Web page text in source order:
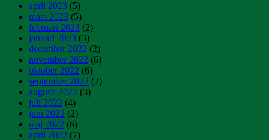
april 2023 (5)
mars 2023 (5)
februari 2023 (2)
januari 2023 (3)
december 2022 (2)
november 2022 (6)
oktober 2022 (6)
september 2022 (2)
augusti 2022 (3)
juli 2022 (4)
juni 2022 (2)
maj 2022 (6)
april 2022 (7)